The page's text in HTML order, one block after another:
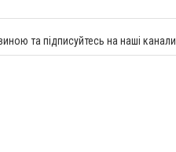
та підписуйтесь на наші канали